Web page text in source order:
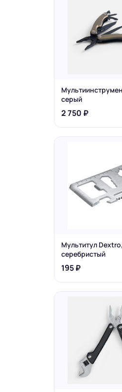
серый
2 750 ₽
Мультитул Dextro,
серебристый
195 ₽